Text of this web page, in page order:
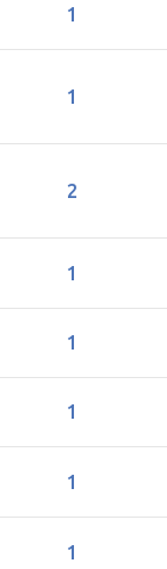
1
1
2
1
1
1
1
1